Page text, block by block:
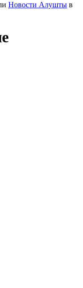
Новости Алушты в